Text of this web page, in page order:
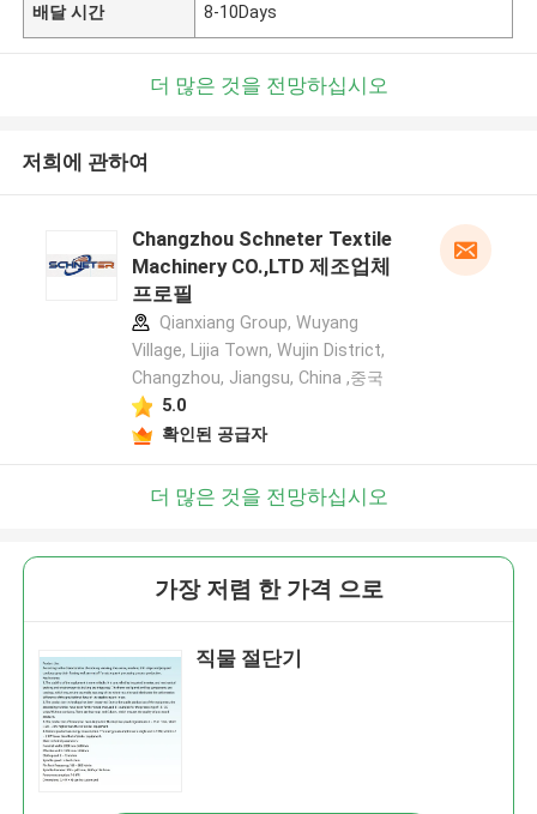
배달 시간 8-10Days
더 많은 것을 전망하십시오
저희에 관하여
Changzhou Schneter Textile
Machinery CO.,LTD 제조업체
프로필
Qianxiang Group, Wuyang
Village, Lijia Town, Wujin District,
Changzhou, Jiangsu, China ,중국
5.0
확인된 공급자
더 많은 것을 전망하십시오
가장 저렴 한 가격 으로
직물 절단기